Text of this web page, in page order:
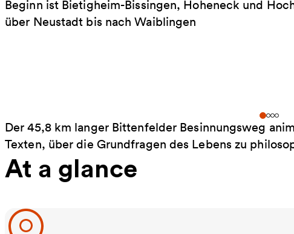
Beginn ist Bietigheim-Bissingen, Hoheneck und
über Neustadt bis nach Waiblingen
Der 45,8 km langer Bittenfelder Besinnungsweg
Texten, über die Grundfragen des Lebens zu
At a glance